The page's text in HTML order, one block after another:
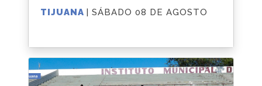
TIJUANA | SÁBADO 08 DE AGOSTO